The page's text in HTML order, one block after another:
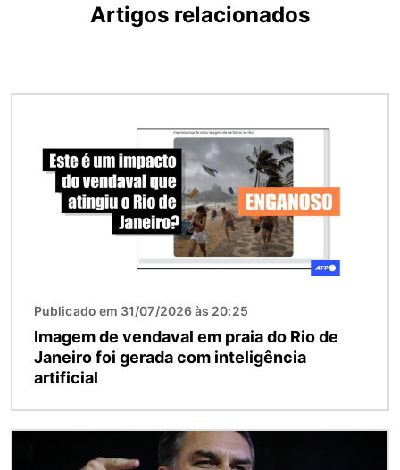
Artigos relacionados
Publicado em 31/07/2026 às 20:25
Imagem de vendaval em praia do Rio de
Janeiro foi gerada com inteligência
artificial